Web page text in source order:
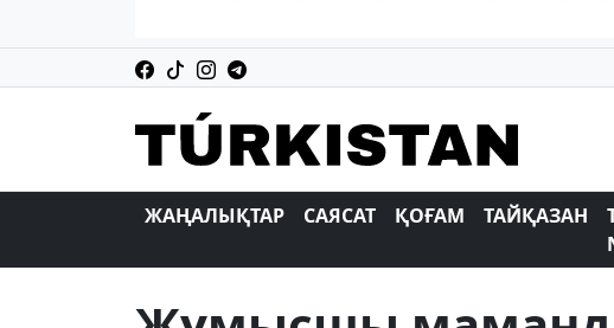
ЖАҢАЛЫҚТАР САЯСАТ ҚОҒАМ ТАЙҚАЗАН